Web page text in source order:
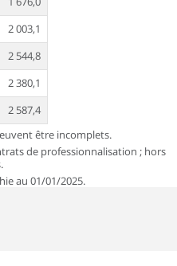
2 003,1
2 544,8
2 380,1
2 587,4
être incomplets.
de professionnalisation ; hors
au 01/01/2025.